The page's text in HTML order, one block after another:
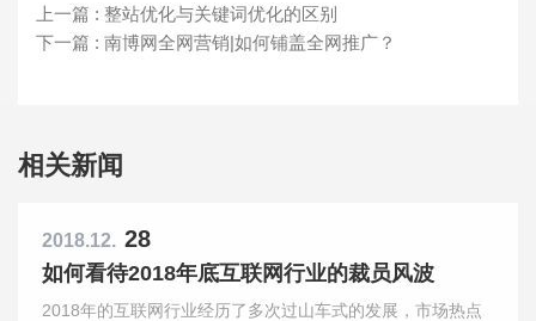
上一篇 : 整站优化与关键词优化的区别
下一篇 : 南博网全网营销|如何铺盖全网推广？
相关新闻
2018.12. 28
如何看待2018年底互联网行业的裁员风波
2018年的互联网行业经历了多次过山车式的发展，市场热点